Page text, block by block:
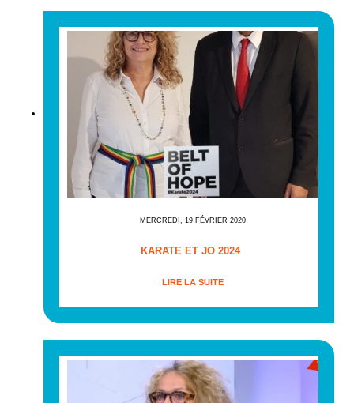
MERCREDI, 19 FÉVRIER 2020
KARATE ET JO 2024
LIRE LA SUITE